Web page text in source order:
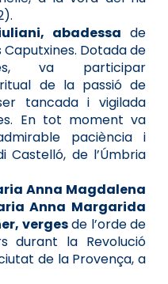
abadessa de
Caputxines. Dotada de
va participar
de la passió de
tancada i vigilada
En tot moment va
paciència i
Castelló, de l’Úmbria
Anna Magdalena
Anna Margarida
vergesde l’orde de
durant la Revolució
de la Provença, a